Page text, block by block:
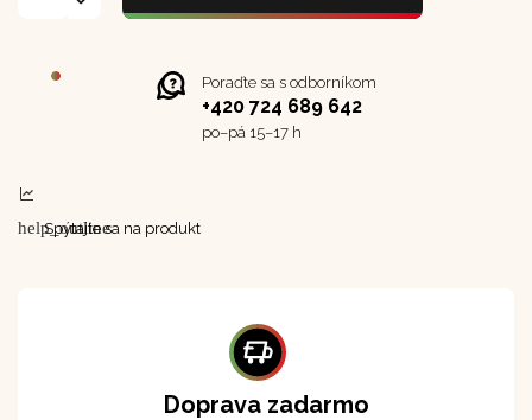
Poraďte sa s odborníkom
+420 724 689 642
po–⁠⁠⁠⁠⁠⁠pá 15–17 h
help_outline
Spýtajte sa na produkt
Doprava zadarmo